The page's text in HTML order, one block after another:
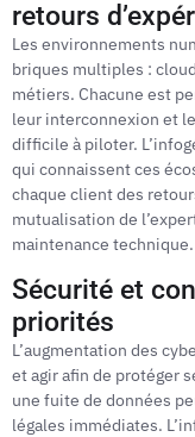
retours
Les environnements
briques multiples :
métiers. Chacune est
leur interconnexion et
difficile à piloter.
qui connaissent ces
chaque client des
mutualisation de
maintenance technique.
Sécurité et
priorités
L’augmentation des
et agir afin de protéger
une fuite de données
légales immédiates.